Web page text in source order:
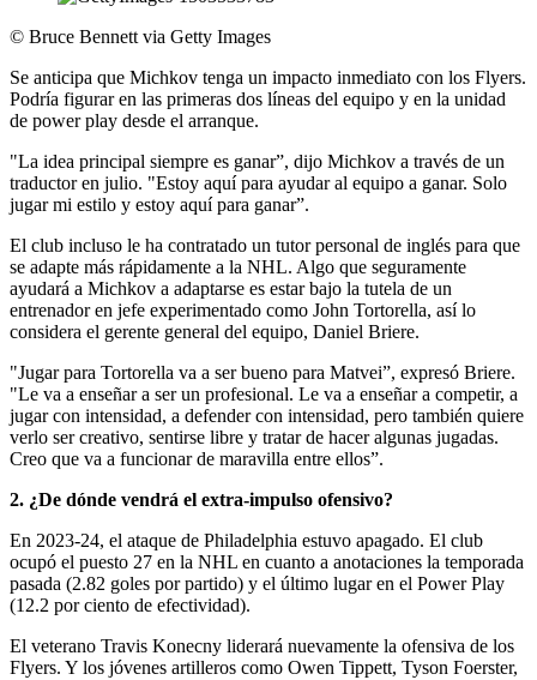
© Bruce Bennett via Getty Images
Se anticipa que Michkov tenga un impacto inmediato con los Flyers.
Podría figurar en las primeras dos líneas del equipo y en la unidad
de power play desde el arranque.
"La idea principal siempre es ganar”, dijo Michkov a través de un
traductor en julio. "Estoy aquí para ayudar al equipo a ganar. Solo
jugar mi estilo y estoy aquí para ganar”.
El club incluso le ha contratado un tutor personal de inglés para que
se adapte más rápidamente a la NHL. Algo que seguramente
ayudará a Michkov a adaptarse es estar bajo la tutela de un
entrenador en jefe experimentado como John Tortorella, así lo
considera el gerente general del equipo, Daniel Briere.
"Jugar para Tortorella va a ser bueno para Matvei”, expresó Briere.
"Le va a enseñar a ser un profesional. Le va a enseñar a competir, a
jugar con intensidad, a defender con intensidad, pero también quiere
verlo ser creativo, sentirse libre y tratar de hacer algunas jugadas.
Creo que va a funcionar de maravilla entre ellos”.
2. ¿De dónde vendrá el extra-impulso ofensivo?
En 2023-24, el ataque de Philadelphia estuvo apagado. El club
ocupó el puesto 27 en la NHL en cuanto a anotaciones la temporada
pasada (2.82 goles por partido) y el último lugar en el Power Play
(12.2 por ciento de efectividad).
El veterano Travis Konecny liderará nuevamente la ofensiva de los
Flyers. Y los jóvenes artilleros como Owen Tippett, Tyson Foerster,